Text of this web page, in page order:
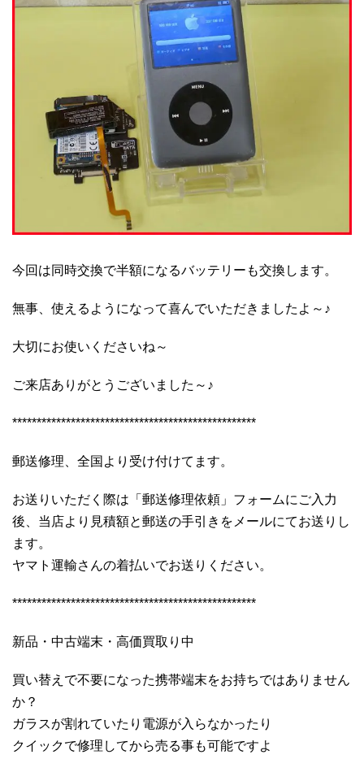
今回は同時交換で半額になるバッテリーも交換します。
無事、使えるようになって喜んでいただきましたよ～♪
大切にお使いくださいね～
ご来店ありがとうございました～♪
**************************************************
郵送修理、全国より受け付けてます。
お送りいただく際は「郵送修理依頼」フォームにご入力
後、当店より見積額と郵送の手引きをメールにてお送りし
ます。
ヤマト運輸さんの着払いでお送りください。
**************************************************
新品・中古端末・高価買取り中
買い替えで不要になった携帯端末をお持ちではありません
か？
ガラスが割れていたり電源が入らなかったり
クイックで修理してから売る事も可能ですよ